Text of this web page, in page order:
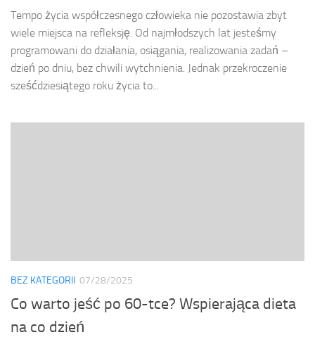
Tempo życia współczesnego człowieka nie pozostawia zbyt
wiele miejsca na refleksję. Od najmłodszych lat jesteśmy
programowani do działania, osiągania, realizowania zadań –
dzień po dniu, bez chwili wytchnienia. Jednak przekroczenie
sześćdziesiątego roku życia to...
BEZ KATEGORII 07/28/2025
Co warto jeść po 60-tce? Wspierająca dieta
na co dzień